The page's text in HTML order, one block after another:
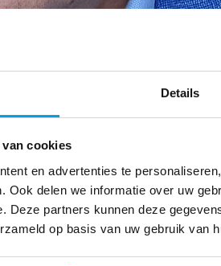
Details
cookies
en advertenties te
Ook delen we informatie over uw
Deze partners kunnen deze
op basis van uw gebruik van